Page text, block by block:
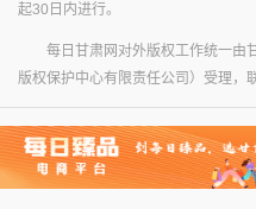
起30日内进行。
每日甘肃网对外版权工作统一由
版权保护中心有限责任公司）受理，